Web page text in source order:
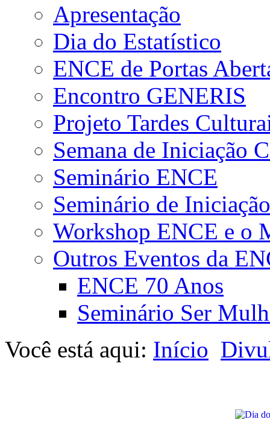
Apresentação
Dia do Estatístico
ENCE de Portas
Encontro GENERIS
Projeto Tardes
Semana de Iniciação
Seminário ENCE
Seminário de
Workshop ENCE e o
Outros Eventos da
ENCE 70 Anos
Seminário Ser
Você está aqui: Início